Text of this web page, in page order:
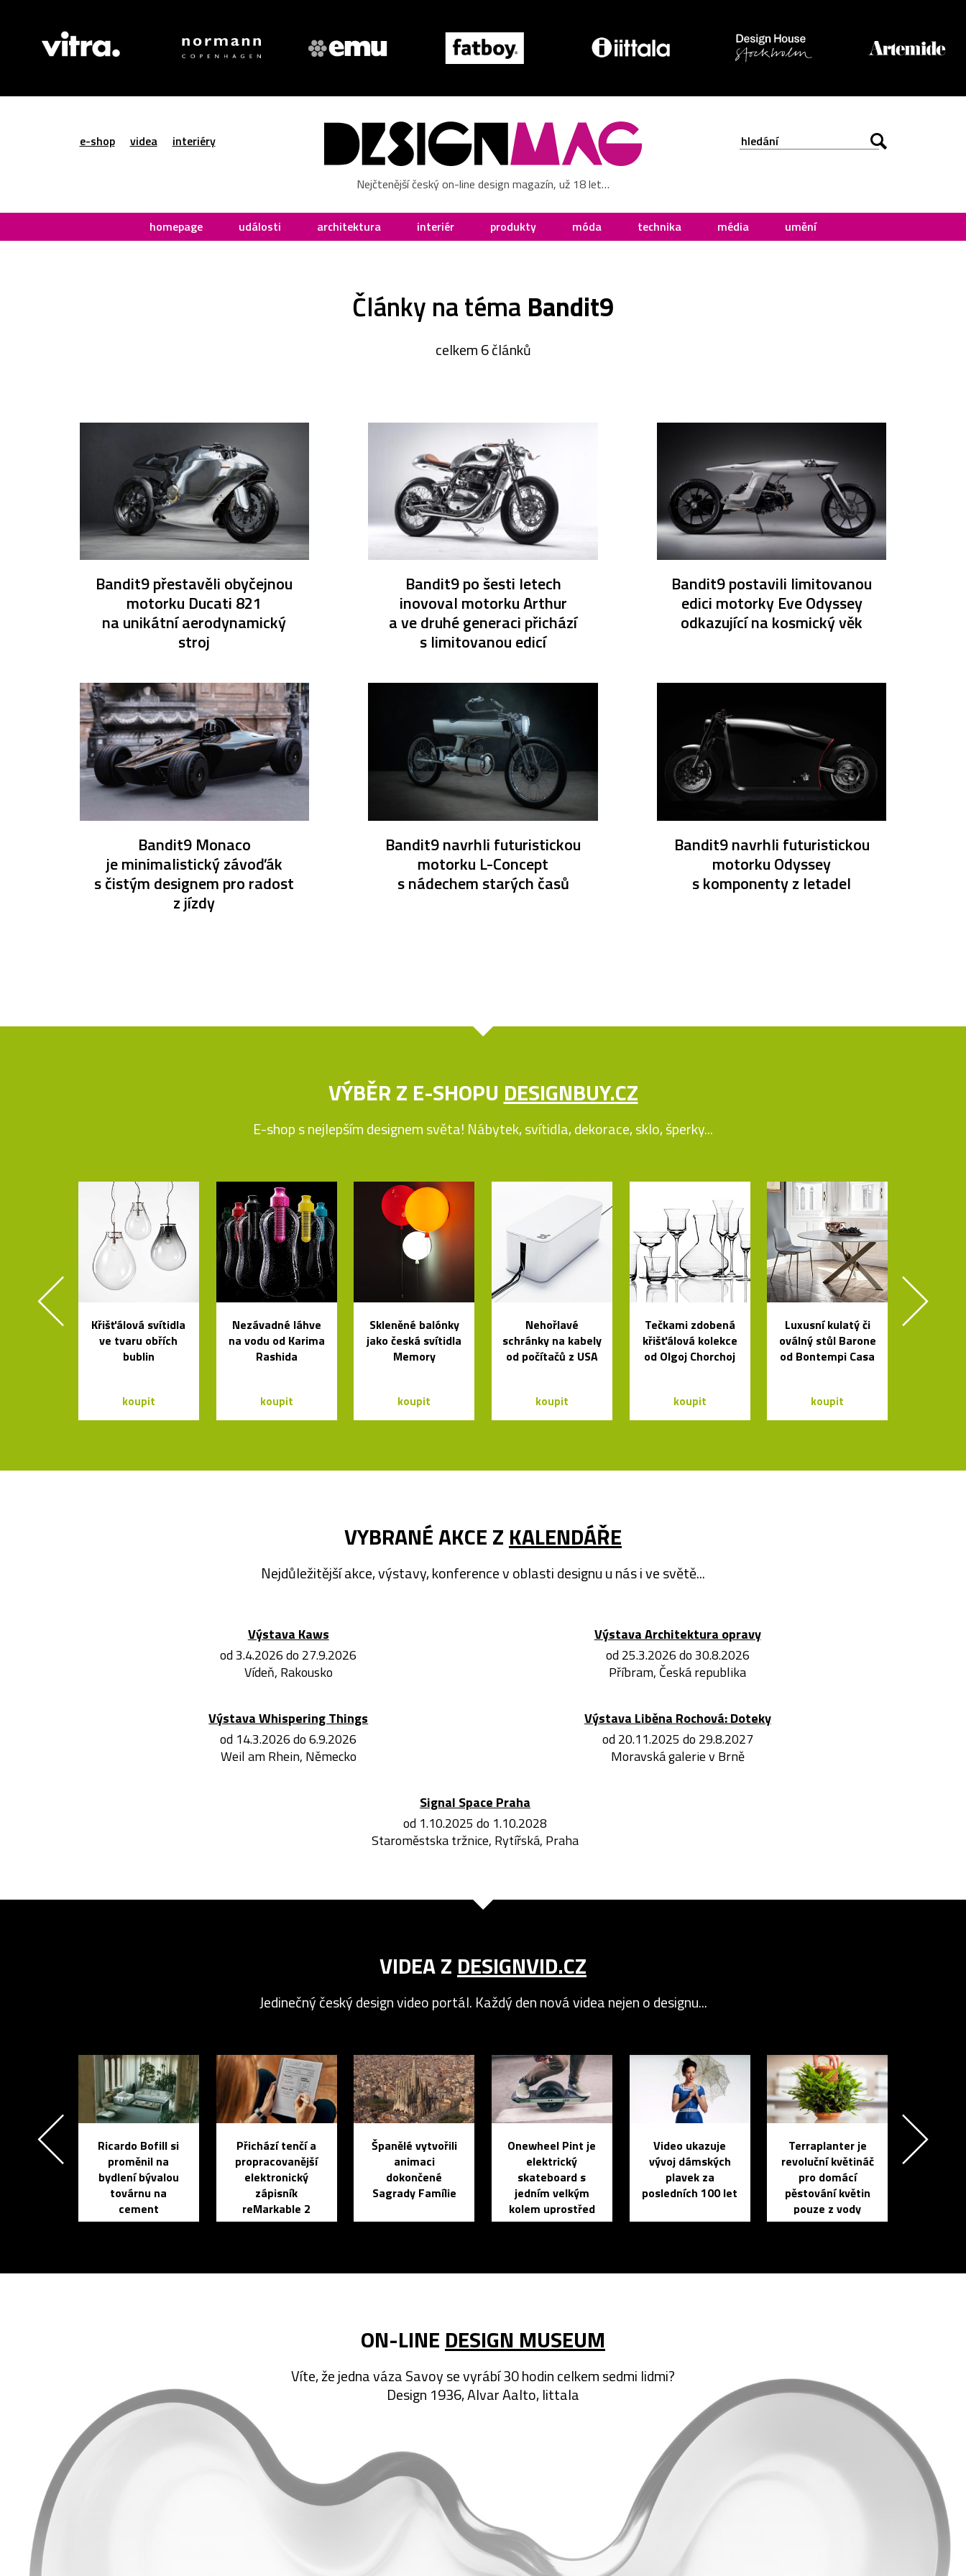
e-shop videa interiéry
Nejčtenější český on-line design magazín, už 18 let…
homepage události architektura interiér produkty móda technika média umění
Články na téma Bandit9
celkem 6 článků
Bandit9 přestavěli obyčejnou
motorku Ducati 821
na unikátní aerodynamický
stroj
Bandit9 po šesti letech
inovoval motorku Arthur
a ve druhé generaci přichází
s limitovanou edicí
Bandit9 postavili limitovanou
edici motorky Eve Odyssey
odkazující na kosmický věk
Bandit9 Monaco
je minimalistický závoďák
s čistým designem pro radost
z jízdy
Bandit9 navrhli futuristickou
motorku L-Concept
s nádechem starých časů
Bandit9 navrhli futuristickou
motorku Odyssey
s komponenty z letadel
VÝBĚR Z E-SHOPU DESIGNBUY.CZ
E-shop s nejlepším designem světa! Nábytek, svítidla, dekorace, sklo, šperky...
Křišťálová svítidla
ve tvaru obřích
bublin
koupit
Nezávadné láhve
na vodu od Karima
Rashida
koupit
Skleněné balónky
jako česká svítidla
Memory
koupit
Nehořlavé
schránky na kabely
od počítačů z USA
koupit
Tečkami zdobená
křišťálová kolekce
od Olgoj Chorchoj
koupit
Luxusní kulatý či
oválný stůl Barone
od Bontempi Casa
koupit
VYBRANÉ AKCE Z KALENDÁŘE
Nejdůležitější akce, výstavy, konference v oblasti designu u nás i ve světě...
Výstava Kaws
od 3.4.2026 do 27.9.2026
Vídeň, Rakousko
Výstava Architektura opravy
od 25.3.2026 do 30.8.2026
Příbram, Česká republika
Výstava Whispering Things
od 14.3.2026 do 6.9.2026
Weil am Rhein, Německo
Výstava Liběna Rochová: Doteky
od 20.11.2025 do 29.8.2027
Moravská galerie v Brně
Signal Space Praha
od 1.10.2025 do 1.10.2028
Staroměstska tržnice, Rytířská, Praha
VIDEA Z DESIGNVID.CZ
Jedinečný český design video portál. Každý den nová videa nejen o designu...
Ricardo Bofill si
proměnil na
bydlení bývalou
továrnu na
cement
Přichází tenčí a
propracovanější
elektronický
zápisník
reMarkable 2
Španělé vytvořili
animaci
dokončené
Sagrady Famílie
Onewheel Pint je
elektrický
skateboard s
jedním velkým
kolem uprostřed
Video ukazuje
vývoj dámských
plavek za
posledních 100 let
Terraplanter je
revoluční květináč
pro domácí
pěstování květin
pouze z vody
ON-LINE DESIGN MUSEUM
Víte, že jedna váza Savoy se vyrábí 30 hodin celkem sedmi lidmi?
Design 1936, Alvar Aalto, Iittala